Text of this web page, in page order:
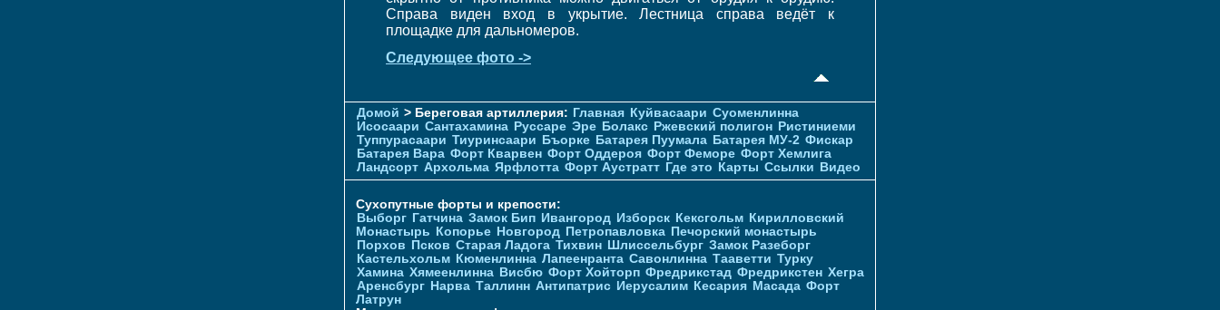
Справа виден вход в укрытие. Лестница справа ведёт к
площадке для дальномеров.
Следующее фото ->
Домой > Береговая артиллерия: Главная Куйвасаари Суоменлиннa
Исосаари Сантахамина Руссаре Эре Болакс Ржевский полигон Ристиниеми
Туппурасаари Тиуринсаари Бъорке Батарея Пуумала Батарея МУ-2 Фискар
Батарея Вара Форт Кварвен Форт Оддероя Форт Феморе Форт Хемлига
Ландсорт Архольма Ярфлотта Форт Аустратт Где это Карты Ссылки Видео
Сухопутные форты и крепости:
Выборг Гатчина Замок Бип Ивангород Изборск Кексгольм Кирилловский
Монастырь
Копорье Новгород Петропавловка Печорcкий монастырь
Порхов
Псков Старая Ладога Тихвин Шлиссельбург Замок Разеборг
Кастельхольм Кюменлинна Лапеенранта Савонлинна Тааветти Турку
Хамина Хямеенлинна Висбю Форт Хойторп Фредрикстад Фредрикстен Хегра
Аренсбург Нарва Таллинн Антипатрис Иерусалим Кесария Масада Форт
Латрун